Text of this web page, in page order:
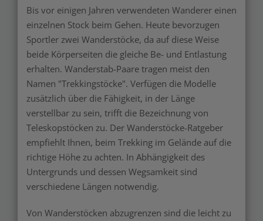
Bis vor einigen Jahren verwendeten Wanderer einen
einzelnen Stock beim Gehen. Heute bevorzugen
Sportler zwei Wanderstöcke, da auf diese Weise
beide Körperseiten die gleiche Be- und Entlastung
erhalten. Wanderstab-Paare tragen meist den
Namen "Trekkingstöcke". Verfügen die Modelle
zusätzlich über die Fähigkeit, in der Länge
verstellbar zu sein, trifft die Bezeichnung von
Teleskopstöcken zu. Der Wanderstöcke-Ratgeber
empfiehlt Ihnen, beim Trekking im Gelände auf die
richtige Höhe zu achten. In Abhängigkeit des
Untergrunds und dessen Wegsamkeit sind
verschiedene Längen notwendig.
Von Wanderstöcken abzugrenzen sind die leicht zu